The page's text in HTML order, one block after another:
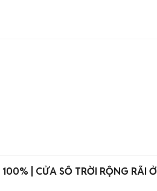
| CỬA SỔ TRỜI RỘNG RÃI Ở